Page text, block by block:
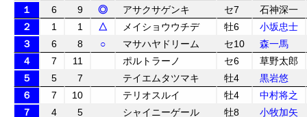
１ 6 9 ◎ アサクサゲンキ セ7
石神深一
２
1 1 △ メイショウウチデ 牡6
小坂忠士
３
6 8 ○ マサハヤドリーム セ10
森一馬
４
7 11 ポルトラーノ セ6
草野太郎
５
5 7 テイエムタツマキ 牡4
黒岩悠
６
7 10 テリオスルイ 牡4
中村将之
７
4 5 シャイニーゲール 牡8
小牧加矢